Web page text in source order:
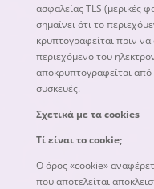
ασφαλείας TLS (μερικές
σημαίνει ότι το
κρυπτογραφείται πριν
περιεχόμενο του
αποκρυπτογραφείται από
συσκευές.
Σχετικά με τα cookies
Τί είναι το cookie;
Ο όρος «cookie»
που αποτελείται